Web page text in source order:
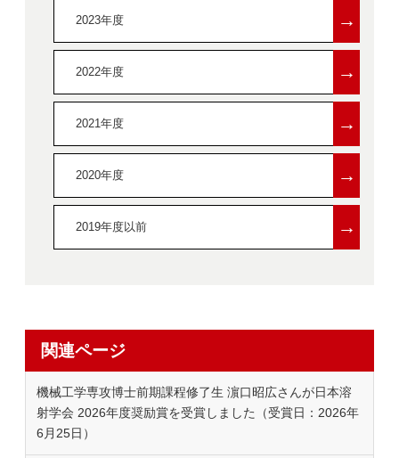
2023年度 →
2022年度 →
2021年度 →
2020年度 →
2019年度以前 →
関連ページ
機械工学専攻博士前期課程修了生 濵口昭広さんが日本溶
射学会 2026年度奨励賞を受賞しました（受賞日：2026年
6月25日）